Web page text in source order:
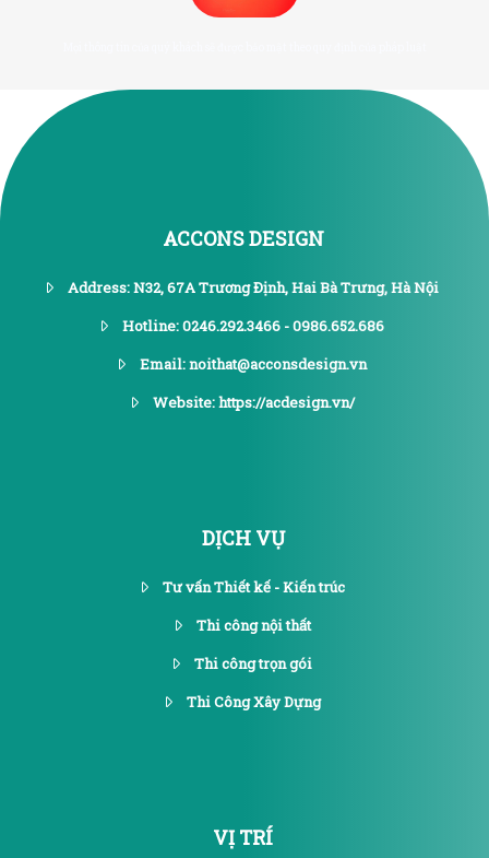
ACCONS DESIGN
Address: N32, 67A Trương Định, Hai Bà Trưng, Hà Nội
Hotline: 0246.292.3466 - 0986.652.686
Email: noithat@acconsdesign.vn
Website: https://acdesign.vn/
DỊCH VỤ
Tư vấn Thiết kế - Kiến trúc
Thi công nội thất
Thi công trọn gói
Thi Công Xây Dựng
VỊ TRÍ